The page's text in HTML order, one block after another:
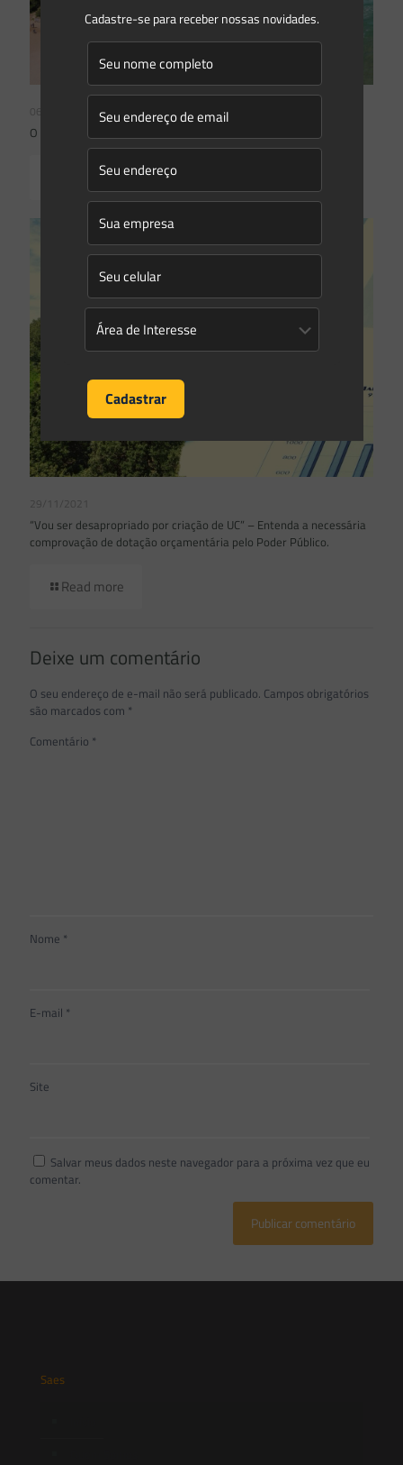
O que está valendo para APP de restinga
Read more
29/11/2021
“Vou ser desapropriado por criação de UC” – Entenda a necessária
comprovação de dotação orçamentária pelo Poder Público.
Read more
Deixe um comentário
O seu endereço de e-mail não será publicado. Campos obrigatórios
são marcados com *
Comentário *
Nome *
E-mail *
Site
Salvar meus dados neste navegador para a próxima vez que eu
comentar.
Saes
Cadastre-se para receber nossas novidades.